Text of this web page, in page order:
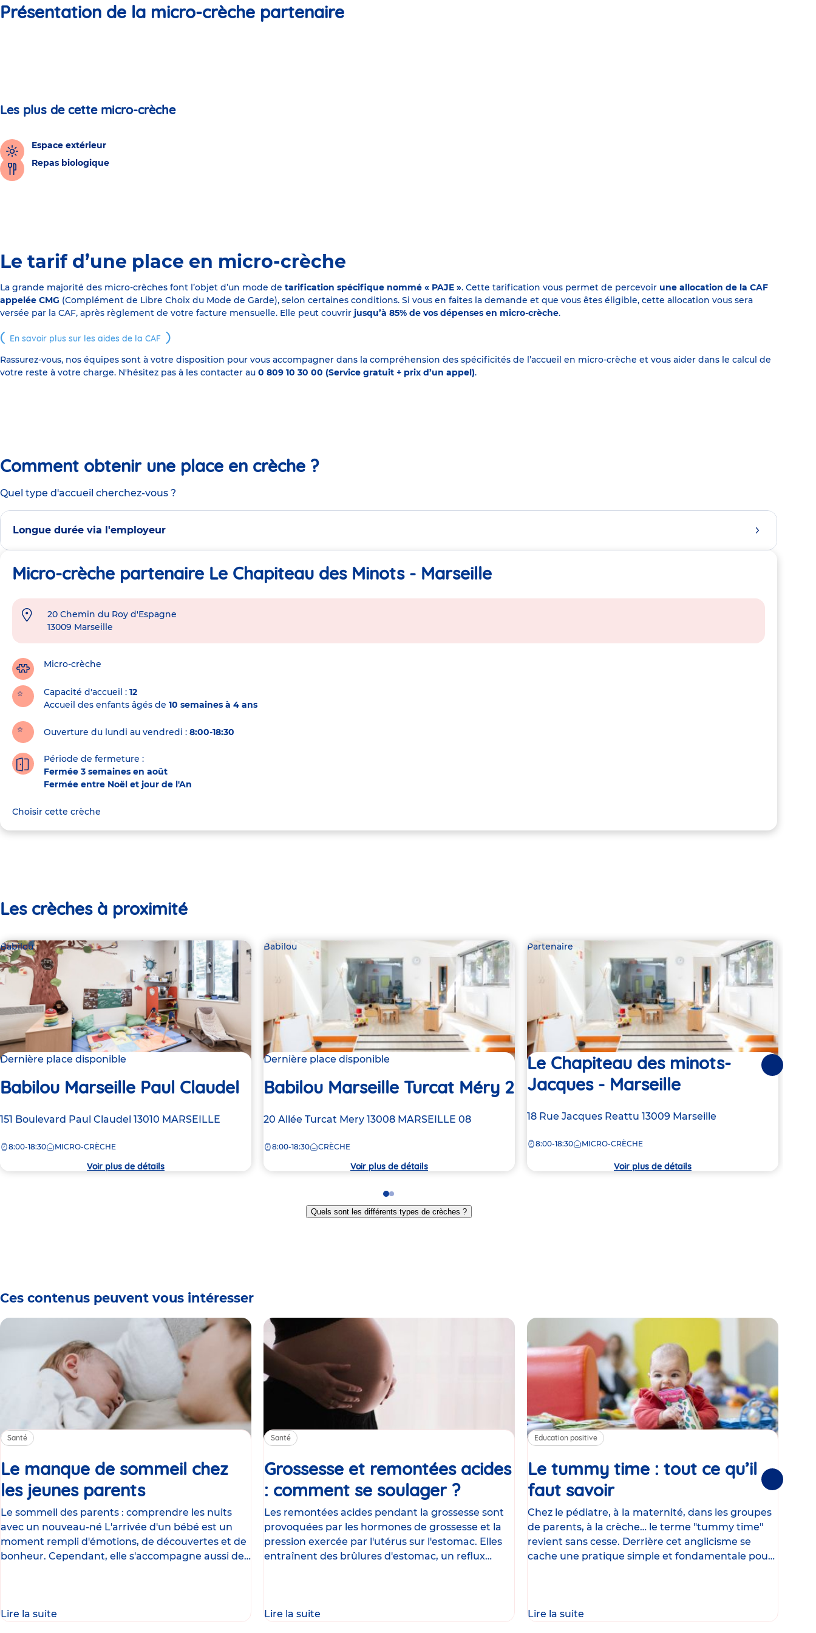
Présentation de la micro-crèche partenaire
Les plus de cette micro-crèche
Espace extérieur
Repas biologique
Le tarif d’une place en micro-crèche
La grande majorité des micro-crèches font l’objet d’un mode de tarification spécifique nommé « PAJE ». Cette tarification vous permet de percevoir une allocation de la CAF
appelée CMG (Complément de Libre Choix du Mode de Garde), selon certaines conditions. Si vous en faites la demande et que vous êtes éligible, cette allocation vous sera
versée par la CAF, après règlement de votre facture mensuelle. Elle peut couvrir jusqu’à 85% de vos dépenses en micro-crèche.
En savoir plus sur les aides de la CAF
Rassurez-vous, nos équipes sont à votre disposition pour vous accompagner dans la compréhension des spécificités de l’accueil en micro-crèche et vous aider dans le calcul de
votre reste à votre charge. N'hésitez pas à les contacter au 0 809 10 30 00 (Service gratuit + prix d’un appel).
Comment obtenir une place en crèche ?
Quel type d'accueil cherchez-vous ?
Longue durée via l'employeur
Micro-crèche partenaire Le Chapiteau des Minots - Marseille
Adresse
crèche
20 Chemin du Roy d'Espagne
13009 Marseille
Micro-crèche
Capacité d'accueil
12
Accueil des enfants âgés de 10 semaines à 4 ans
Ouverture du lundi au vendredi : 8:00-18:30
Période de fermeture :
Fermée 3 semaines en août
Fermée entre Noël et jour de l'An
Choisir cette crèche
Les crèches à proximité
Babilou
Dernière place disponible
Babilou Marseille Paul Claudel
Adresse
la
151 Boulevard Paul Claudel 13010 MARSEILLE
8:00-18:30 MICRO-CRÈCHE
Voir plus de détails
Babilou
Dernière place disponible
Babilou Marseille Turcat Méry 2
Adresse
la
20 Allée Turcat Mery 13008 MARSEILLE 08
8:00-18:30 CRÈCHE
Voir plus de détails
Partenaire
Le Chapiteau des minots-
Jacques - Marseille
Adresse
la
18 Rue Jacques Reattu 13009 Marseille
8:00-18:30 MICRO-CRÈCHE
Voir plus de détails
Suivantes
Go
to
slide
Go
to
slide
Quels sont les différents types de crèches ?
Ces contenus peuvent vous intéresser
Santé
Le manque de sommeil chez
les jeunes parentsArticle
Le sommeil des parents : comprendre les nuits
avec un nouveau-né L'arrivée d'un bébé est un
moment rempli d'émotions, de découvertes et de
bonheur. Cependant, elle s'accompagne aussi de
Lire la suite
Santé
Grossesse et remontées acides
: comment se soulager ?Article
Les remontées acides pendant la grossesse sont
provoquées par les hormones de grossesse et la
pression exercée par l'utérus sur l'estomac. Elles
entraînent des brûlures d'estomac, un reflux
Lire la suite
Education positive
Le tummy time : tout ce qu’il
faut savoirArticle
Chez le pédiatre, à la maternité, dans les groupes
de parents, à la crèche… le terme "tummy time"
revient sans cesse. Derrière cet anglicisme se
cache une pratique simple et fondamentale pour
Lire la suite
Suivantes